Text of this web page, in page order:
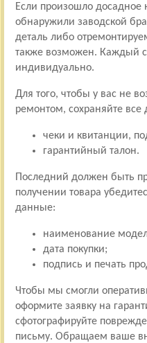
Если произошло
обнаружили заводской
деталь либо
также возможен. Каждый
индивидуально.
Для того, чтобы у вас не
ремонтом, сохраняйте все
чеки и квитанции,
гарантийный талон.
Последний должен быть
получении товара
данные:
наименование
дата покупки;
подпись и печать
Чтобы мы смогли
оформите заявку на
сфотографируйте
письму. Обращаем ваше